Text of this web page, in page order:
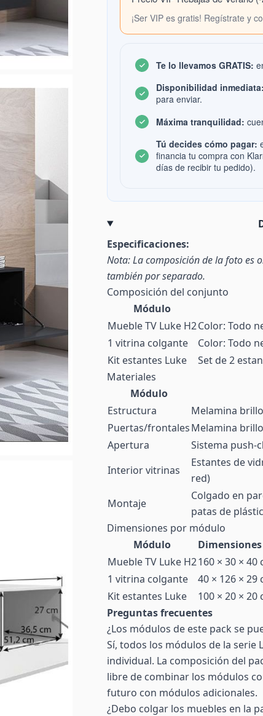
¡Ser VIP es gratis! Regístrate y
Te lo llevamos GRATIS:
Disponibilidad inmediata:
para enviar.
Máxima tranquilidad:
Tú decides cómo pagar:
financia tu compra con
días de recibir tu pedido).
Especificaciones:
Nota: La composición de la foto es
también por separado.
Composición del conjunto
Módulo
Mueble TV Luke H2Color: Todo
1 vitrina colgante
Color: Todo
Kit estantes Luke
Set de 2
Materiales
Módulo
Estructura
Melamina
Puertas/frontalesMelamina
Apertura
Sistema push-
Interior vitrinas
Estantes de
red)
Montaje
Colgado en
patas de
Dimensiones por módulo
Módulo
Mueble TV Luke H2160 × 30 × 40
1 vitrina colgante
40 × 126 × 29
Kit estantes Luke
100 × 20 × 20
Preguntas frecuentes
¿Los módulos de este pack se
Sí, todos los módulos de la serie
individual. La composición del
libre de combinar los módulos
futuro con módulos adicionales.
¿Debo colgar los muebles en la